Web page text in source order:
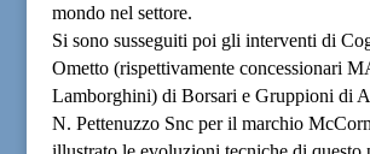
mondo nel settore.
Si sono susseguiti poi gli interventi di
Ometto (rispettivamente concessionari
Lamborghini) di Borsari e Gruppioni di
N. Pettenuzzo Snc per il marchio